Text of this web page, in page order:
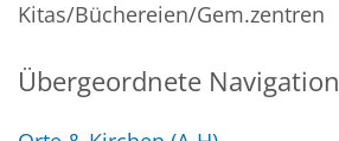
Kitas/Büchereien/Gem.zentren
Übergeordnete Navigation